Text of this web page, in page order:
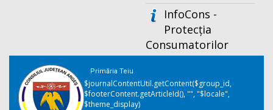
InfoCons -
Protecția
Consumatorilor
Primăria Teiu
$journalContentUtil.getContent($group_id,
$footerContent.getArticleId(), "", "$locale",
$theme_display)